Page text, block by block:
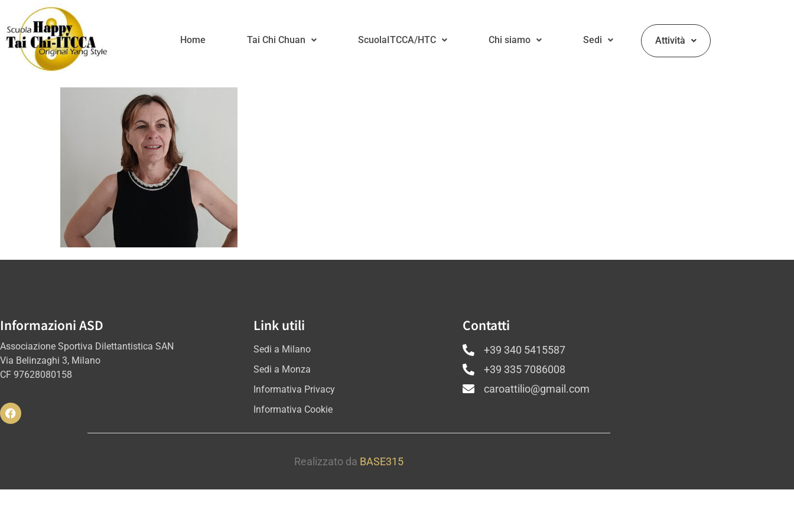
Home Tai Chi Chuan ScuolaITCCA/HTC Chi siamo Sedi Attività
Alessandra-Ferreri
Informazioni ASD
Associazione Sportiva Dilettantistica SAN
Via Belinzaghi 3, Milano
CF 97628080158
Link utili
Sedi a Milano
Sedi a Monza
Informativa Privacy
Informativa Cookie
Contatti
+39 340 5415587
+39 335 7086008
caroattilio@gmail.com
Realizzato da BASE315